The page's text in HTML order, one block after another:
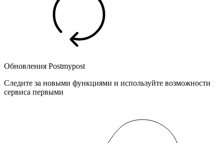
Обновления Postmypost
Следите за новыми функциями и используйте возможности
сервиса первыми